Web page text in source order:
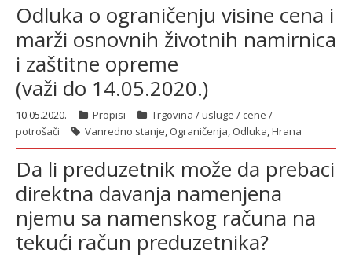
Odluka o ograničenju visine cena i
marži osnovnih životnih namirnica
i zaštitne opreme
(važi do 14.05.2020.)
10.05.2020. Propisi
Trgovina / usluge / cene /
potrošači
Vanredno stanje, Ograničenja, Odluka,Hrana
Da li preduzetnik može da prebaci
direktna davanja namenjena
njemu sa namenskog računa na
tekući račun preduzetnika?